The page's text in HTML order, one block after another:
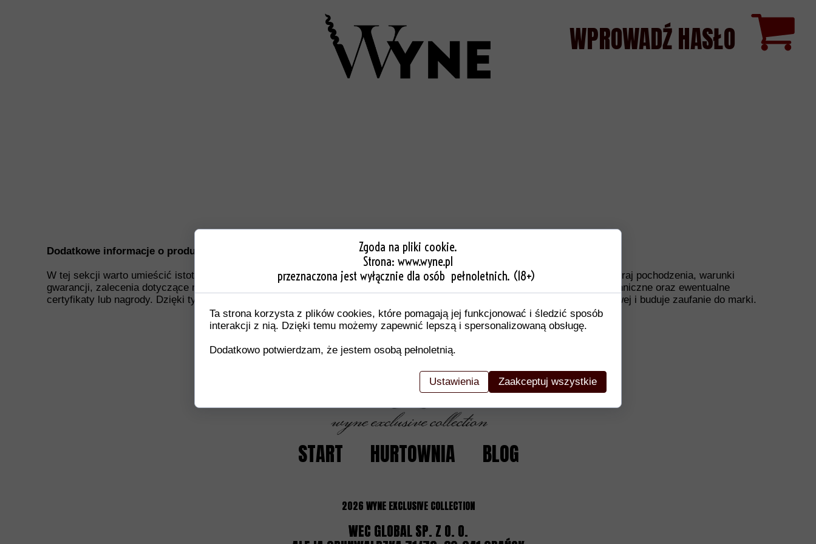
WPROWADŹ HASŁO
Dodatkowe informacje o produkcie
W tej sekcji warto umieścić istotne informacje, takie jak skład/materiał, instrukcje konserwacji/użytkowania, wymiary i waga, kraj pochodzenia, warunki
gwarancji, zalecenia dotyczące montażu/montażu, informacje o bezpieczeństwie, zgodność z normami/standardami, dane techniczne oraz ewentualne
certyfikaty lub nagrody. Dzięki tym danym klienci otrzymują kompletny obraz produktu, co ułatwia im podjęcie decyzji zakupowej i buduje zaufanie do marki.
START HURTOWNIA BLOG
2026 WYNE EXCLUSIVE COLLECTION
WEC GLOBAL SP. Z O. O.
Zgoda na pliki cookie.
Strona: www.wyne.pl
przeznaczona jest wyłącznie dla osób pełnoletnich. (18+)
Ta strona korzysta z plików cookies, które pomagają jej funkcjonować i śledzić sposób
interakcji z nią. Dzięki temu możemy zapewnić lepszą i spersonalizowaną obsługę.
Dodatkowo potwierdzam, że jestem osobą pełnoletnią.
Ustawienia Zaakceptuj wszystkie